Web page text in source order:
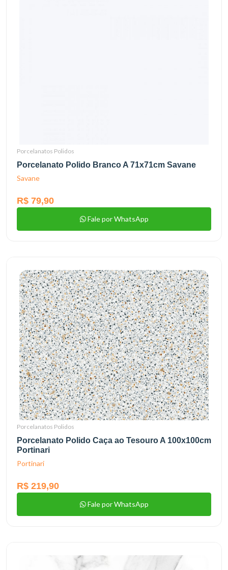
Porcelanatos Polidos
Porcelanato Polido Branco A 71x71cm Savane
Savane
R$ 79,90
Fale por WhatsApp
Porcelanatos Polidos
Porcelanato Polido Caça ao Tesouro A 100x100cm
Portinari
Portinari
R$ 219,90
Fale por WhatsApp